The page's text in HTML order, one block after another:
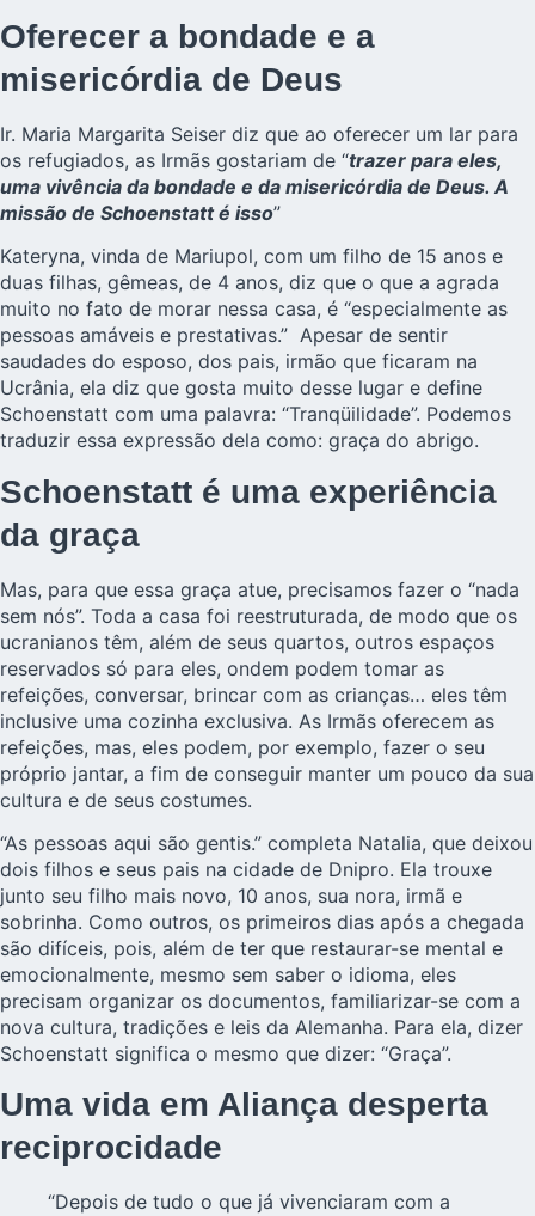
Oferecer a bondade e a
misericórdia de Deus
Ir. Maria Margarita Seiser diz que ao oferecer um lar para
os refugiados, as Irmãs gostariam de “trazer para eles,
uma vivência da bondade e da misericórdia de Deus. A
missão de Schoenstatt é isso”
Kateryna, vinda de Mariupol, com um filho de 15 anos e
duas filhas, gêmeas, de 4 anos, diz que o que a agrada
muito no fato de morar nessa casa, é “especialmente as
pessoas amáveis e prestativas.” Apesar de sentir
saudades do esposo, dos pais, irmão que ficaram na
Ucrânia, ela diz que gosta muito desse lugar e define
Schoenstatt com uma palavra: “Tranqüilidade”. Podemos
traduzir essa expressão dela como: graça do abrigo.
Schoenstatt é uma experiência
da graça
Mas, para que essa graça atue, precisamos fazer o “nada
sem nós”. Toda a casa foi reestruturada, de modo que os
ucranianos têm, além de seus quartos, outros espaços
reservados só para eles, ondem podem tomar as
refeições, conversar, brincar com as crianças… eles têm
inclusive uma cozinha exclusiva. As Irmãs oferecem as
refeições, mas, eles podem, por exemplo, fazer o seu
próprio jantar, a fim de conseguir manter um pouco da sua
cultura e de seus costumes.
“As pessoas aqui são gentis.” completa Natalia, que deixou
dois filhos e seus pais na cidade de Dnipro. Ela trouxe
junto seu filho mais novo, 10 anos, sua nora, irmã e
sobrinha. Como outros, os primeiros dias após a chegada
são difíceis, pois, além de ter que restaurar-se mental e
emocionalmente, mesmo sem saber o idioma, eles
precisam organizar os documentos, familiarizar-se com a
nova cultura, tradições e leis da Alemanha. Para ela, dizer
Schoenstatt significa o mesmo que dizer: “Graça”.
Uma vida em Aliança desperta
reciprocidade
“Depois de tudo o que já vivenciaram com a